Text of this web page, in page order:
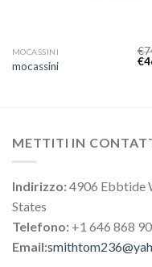
MOCASSINI
mocassini
€
€
METTITI IN
Indirizzo:4906 Ebbtide
States
Telefono: +1 646 868
Email: